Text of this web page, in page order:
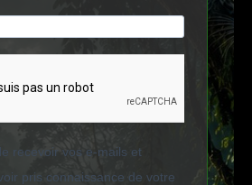
recevoir vos e-mails et
pris connaissance de votre